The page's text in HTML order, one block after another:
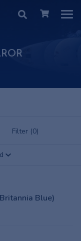
Filter (0)
Blue)